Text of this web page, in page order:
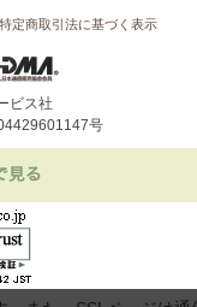
特定商取引法に基づく表示
ビス社
号